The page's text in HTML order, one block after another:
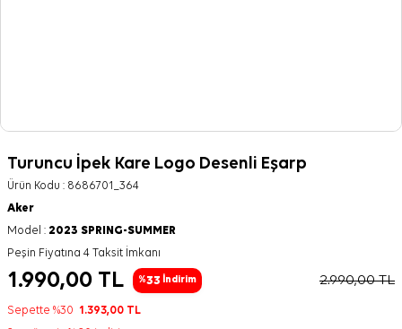
Turuncu İpek Kare Logo Desenli Eşarp
Ürün Kodu : 8686701_364
Aker
Model : 2023 SPRING-SUMMER
Peşin Fiyatına 4 Taksit İmkanı
1.990,00 TL %33 İndirim 2.990,00TL
Sepette %30 1.393,00 TL